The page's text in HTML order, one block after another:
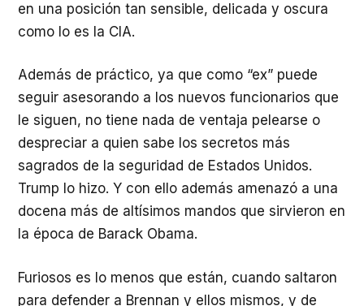
en una posición tan sensible, delicada y oscura
como lo es la CIA.
Además de práctico, ya que como “ex” puede
seguir asesorando a los nuevos funcionarios que
le siguen, no tiene nada de ventaja pelearse o
despreciar a quien sabe los secretos más
sagrados de la seguridad de Estados Unidos.
Trump lo hizo. Y con ello además amenazó a una
docena más de altísimos mandos que sirvieron en
la época de Barack Obama.
Furiosos es lo menos que están, cuando saltaron
para defender a Brennan y ellos mismos, y de